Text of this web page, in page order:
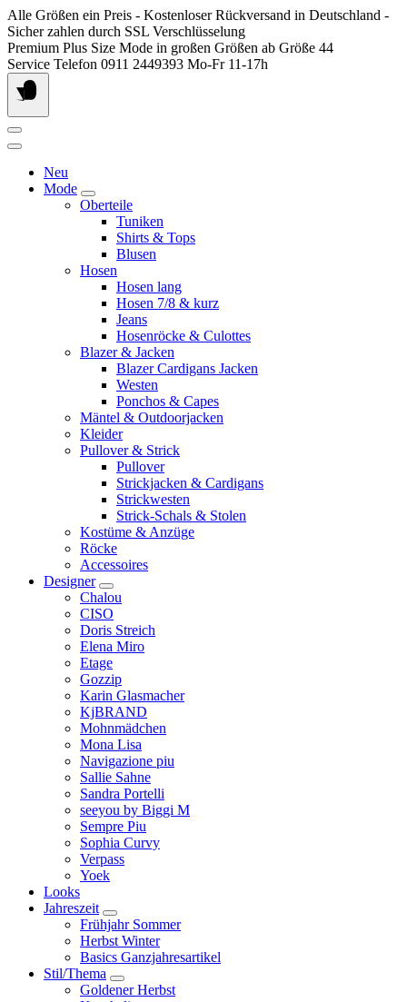
Springen
Sie
zum
Inhalt
Alle Größen ein Preis - Kostenloser Rückversand in Deutschland -
Sicher zahlen durch SSL Verschlüsselung
Premium Plus Size Mode in großen Größen ab Größe 44
Service Telefon 0911 2449393 Mo-Fr 11-17h
Neu
Mode
Oberteile
Tuniken
Shirts & Tops
Blusen
Hosen
Hosen lang
Hosen 7/8 & kurz
Jeans
Hosenröcke & Culottes
Blazer & Jacken
Blazer Cardigans Jacken
Westen
Ponchos & Capes
Mäntel & Outdoorjacken
Kleider
Pullover & Strick
Pullover
Strickjacken & Cardigans
Strickwesten
Strick-Schals & Stolen
Kostüme & Anzüge
Röcke
Accessoires
Designer
Chalou
CISO
Doris Streich
Elena Miro
Etage
Gozzip
Karin Glasmacher
KjBRAND
Mohnmädchen
Mona Lisa
Navigazione piu
Sallie Sahne
Sandra Portelli
seeyou by Biggi M
Sempre Piu
Sophia Curvy
Verpass
Yoek
Looks
Jahreszeit
Frühjahr Sommer
Herbst Winter
Basics Ganzjahresartikel
Stil/Thema
Goldener Herbst